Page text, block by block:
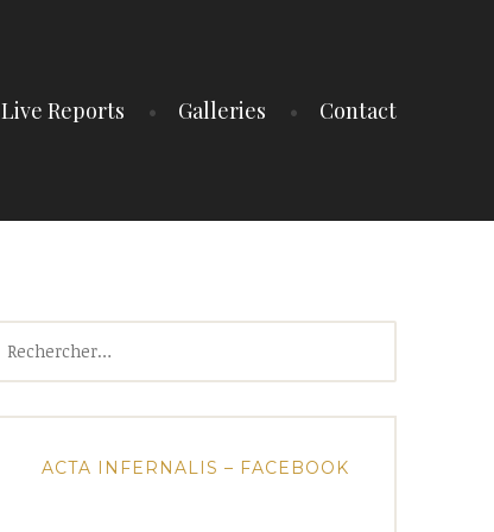
Live Reports Galleries Contact
ACTA INFERNALIS – FACEBOOK